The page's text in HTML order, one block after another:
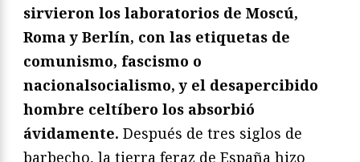
sirvieron los laboratorios de Moscú,
Roma y Berlín, con las etiquetas de
comunismo, fascismo o
nacionalsocialismo, y el desapercibido
hombre celtíbero los absorbió
ávidamente. Después de tres siglos de
barbecho, la tierra feraz de España hizo